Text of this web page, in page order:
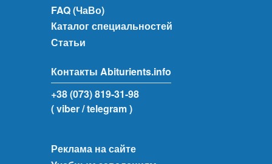
FAQ (ЧаВо)
Каталог специальностей
Статьи
Контакты Abiturients.info
+38 (073) 819-31-98
( viber/ telegram )
Реклама на сайте